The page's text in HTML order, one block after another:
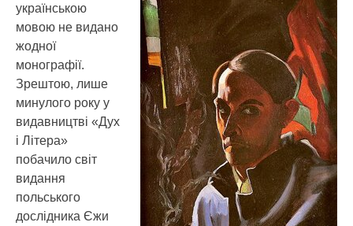
українською
мовою не видано
жодної
монографії.
Зрештою, лише
минулого року у
видавництві «Дух
і Літера»
побачило світ
видання
польського
дослідника Єжи